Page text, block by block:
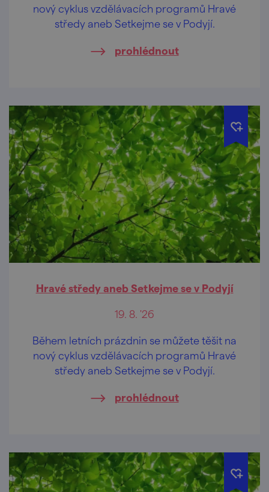
nový cyklus vzdělávacích programů Hravé
středy aneb Setkejme se v Podyjí.
prohlédnout
Hravé středy aneb Setkejme se v Podyjí
19. 8. '26
Během letních prázdnin se můžete těšit na
nový cyklus vzdělávacích programů Hravé
středy aneb Setkejme se v Podyjí.
prohlédnout